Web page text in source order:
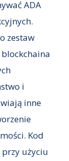
ADA
zestaw
i
inne
Kod
użyciu